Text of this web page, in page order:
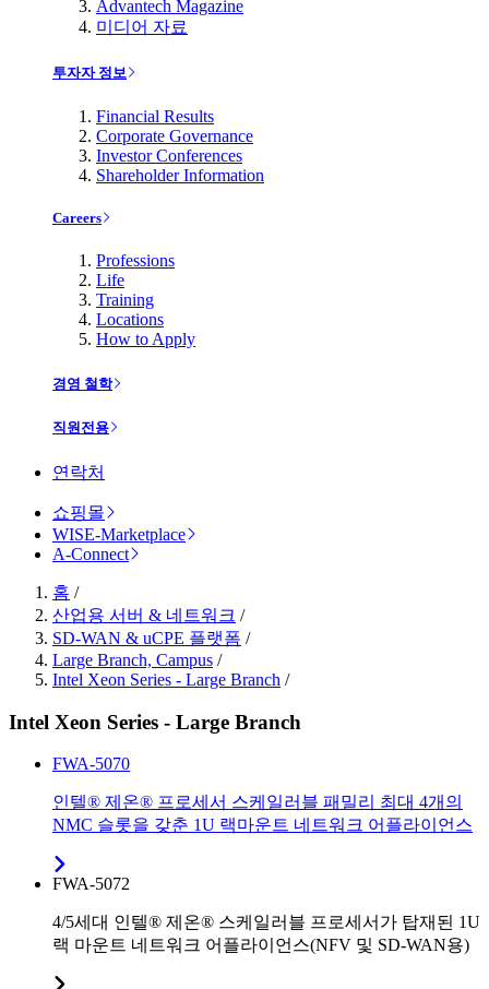
Advantech Magazine
미디어 자료
투자자 정보
Financial Results
Corporate Governance
Investor Conferences
Shareholder Information
Careers
Professions
Life
Training
Locations
How to Apply
경영 철학
직원전용
연락처
쇼핑몰
WISE-Marketplace
A-Connect
홈 /
산업용 서버 & 네트워크 /
SD-WAN & uCPE 플랫폼 /
Large Branch, Campus /
Intel Xeon Series - Large Branch /
Intel Xeon Series - Large Branch
FWA-5070
인텔® 제온® 프로세서 스케일러블 패밀리 최대 4개의
NMC 슬롯을 갖춘 1U 랙마운트 네트워크 어플라이언스
FWA-5072
4/5세대 인텔® 제온® 스케일러블 프로세서가 탑재된 1U
랙 마운트 네트워크 어플라이언스(NFV 및 SD-WAN용)